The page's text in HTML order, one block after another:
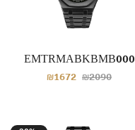
EMTRMABKBMB000
₪1672 ₪2090